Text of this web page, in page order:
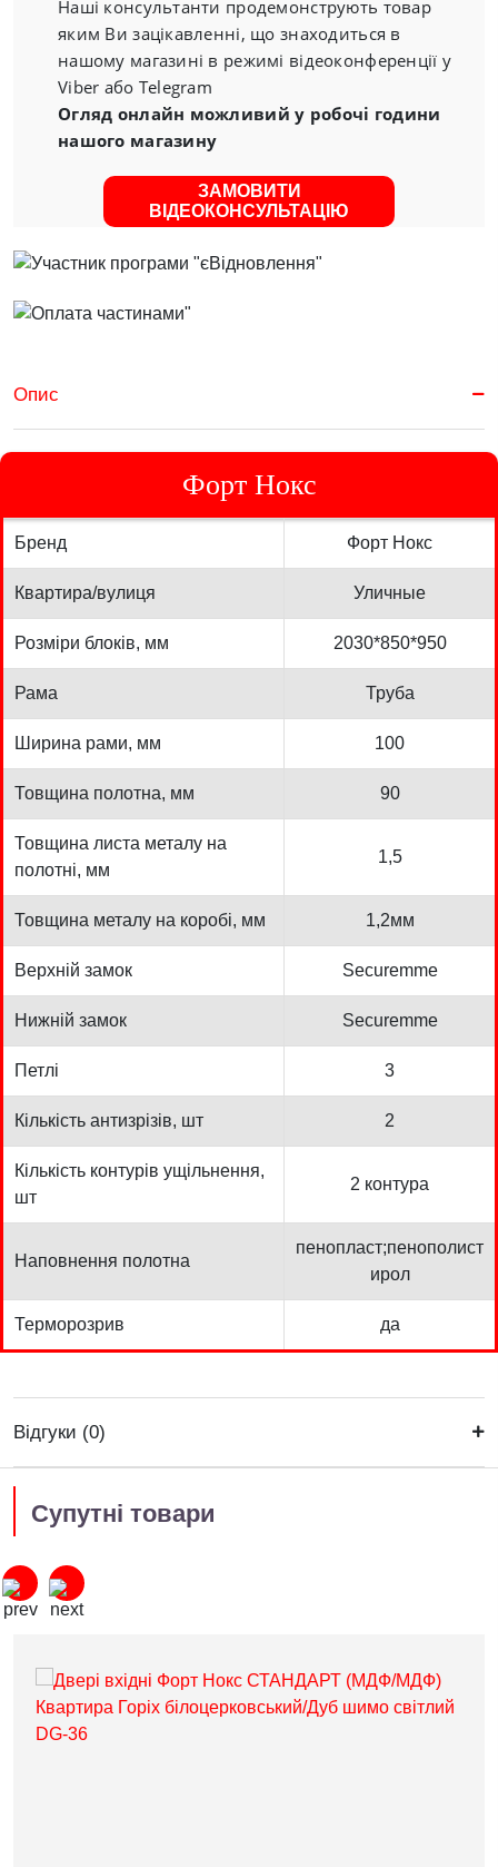
Наші консультанти продемонструють товар
яким Ви зацікавленні, що знаходиться в
нашому магазині в режимі відеоконференції у
Viber або Telegram
Огляд онлайн можливий у робочі години
нашого магазину
ЗАМОВИТИ
ВІДЕОКОНСУЛЬТАЦІЮ
Опис
Форт Нокс
Бренд Форт Нокс
Квартира/вулиця Уличные
Розміри блоків, мм 2030*850*950
Рама Труба
Ширина рами, мм 100
Товщина полотна, мм 90
Товщина листа металу на
полотні, мм
1,5
Товщина металу на коробі, мм 1,2мм
Верхній замок Securemme
Нижній замок Securemme
Петлі 3
Кількість антизрізів, шт 2
Кількість контурів ущільнення,
шт
2 контура
Наповнення полотна
пенопласт;пенополист
ирол
Терморозрив да
Відгуки (0)
Супутні товари